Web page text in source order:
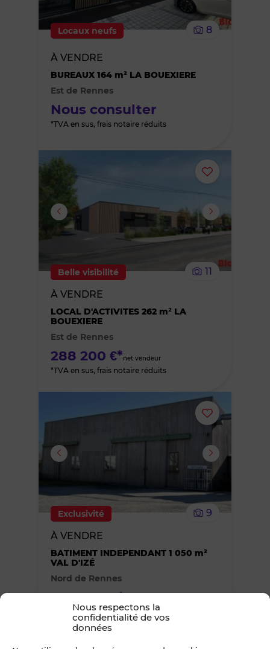
Nous respectons la
confidentialité de vos
données
le
Locaux neufs 8
À VENDRE
BUREAUX 164 m² LA BOUEXIERE
Est de Rennes
Nous consulter
*TVA en sus, frais notaire réduits
Ajouter
supprimer
Belle visibilité
11
À VENDRE
LOCAL D'ACTIVITES 262 m² LA
BOUEXIERE
Est de Rennes
288 200 €*net vendeur
*TVA en sus, frais notaire réduits
Ajouter
ou
supprimer
le
Exclusivité
9
À VENDRE
BATIMENT INDEPENDANT 1 050 m²
VAL D'IZÉ
Nord de Rennes
380 000 €*
*droits enregistrement en sus